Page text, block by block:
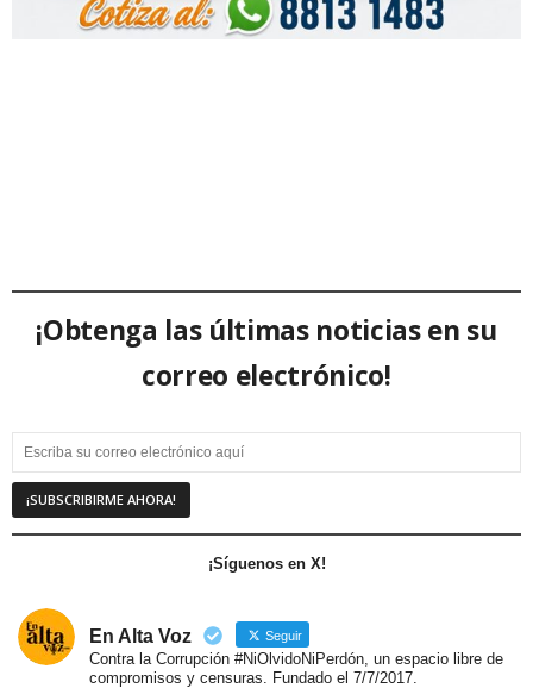
¡Obtenga las últimas noticias en su
correo electrónico!
¡Síguenos en X!
En Alta Voz Seguir
Contra la Corrupción #NiOlvidoNiPerdón, un espacio libre de
compromisos y censuras. Fundado el 7/7/2017.